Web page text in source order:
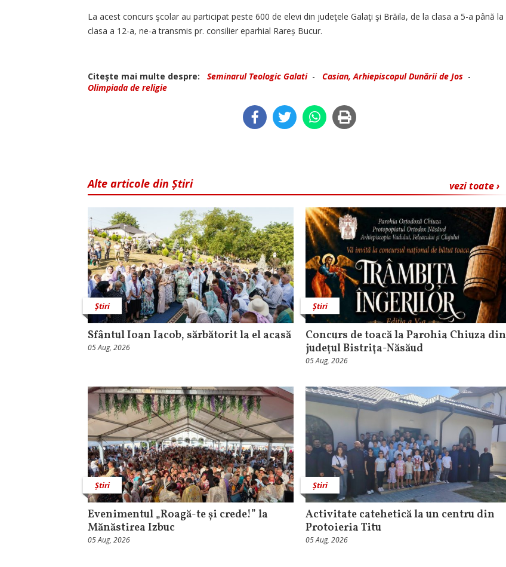
La acest concurs şcolar au participat peste 600 de elevi din judeţele Galaţi şi Brăila, de la clasa a 5-a până la
clasa a 12-a, ne-a transmis pr. consilier eparhial Rareș Bucur.
Citeşte mai multe despre: Seminarul Teologic Galati- Casian, Arhiepiscopul Dunării de Jos -
Olimpiada de religie
vezi toate ›
Alte articole din Știri
Știri
Sfântul Ioan Iacob, sărbătorit la el acasă
05 Aug, 2026
Știri
​Concurs de toacă la Parohia Chiuza din
judeţul Bistriţa-Năsăud
05 Aug, 2026
Știri
Evenimentul „Roagă-te și crede!” la
Mănăstirea Izbuc
05 Aug, 2026
Știri
Activitate catehetică la un centru din
Protoieria Titu
05 Aug, 2026